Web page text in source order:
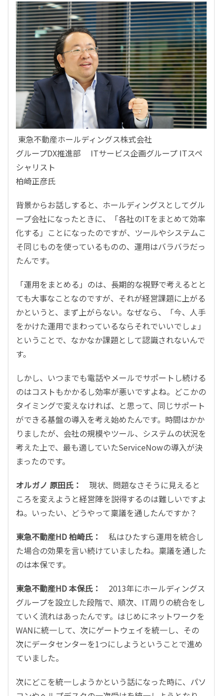
東急不動産ホールディングス株式会社
グループDX推進部 ITサービス企画グループ ITスペ
シャリスト
柏崎正彦氏
背景からお話しすると、ホールディングスとしてグル
ープ会社になったときに、「各社のITをまとめて効率
化する」ことになったのですが、ツールやシステムこ
そ同じものを使っているものの、運用はバラバラだっ
たんです。
「運用をまとめる」のは、長期的な視野で考えるとと
ても大事なことなのですが、それが経営課題に上がる
かというと、まず上がらない。なぜなら、「今、人手
をかけた運用でまわっているならそれでいいでしょ」
ということで、なかなか課題として認識されないんで
す。
しかし、いつまでも電話やメールでサポートし続ける
のはコストもかかるし効率が悪いですよね。どこかの
タイミングで変えなければ、と思って、同じサポート
ができる基盤の導入を考え始めたんです。時間はかか
りましたが、会社の規模やツール、システムの状況を
考えた上で、最も適していたServiceNowの導入が決
まったのです。
オルガノ 原田氏：
現状、問題なさそうに見えると
ころを変えようと経営陣を説得するのは難しいですよ
ね。いったい、どうやって稟議を通したんですか？
東急不動産HD 柏崎氏：
私はひたすら運用を統合し
た場合の効果を言い続けていましたね。稟議を通した
のは本保です。
東急不動産HD 本保氏：
2013年にホールディングス
グループを設立した段階で、順次、IT周りの統合をし
ていく流れはあったんです。はじめにネットワークを
WANに統一して、次にゲートウェイを統一し、その
次にデータセンターを1つにしようということで進め
ていました。
次にどこを統一しようかという話になった時に、パソ